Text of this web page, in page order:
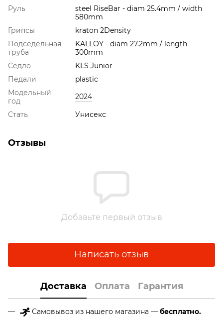
Руль
steel RiseBar - diam 25.4mm / width
580mm
Грипсы
kraton 2Density
Подседельная
труба
KALLOY - diam 27.2mm / length
300mm
Седло
KLS Junior
Педали
plastic
Модельный
год
2024
Стать
Унисекс
Отзывы
Добавьте первый отзыв
Написать отзыв
Доставка Оплата Гарантия
Самовывоз из нашего магазина — бесплатно.